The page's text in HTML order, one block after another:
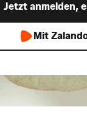
Jetzt anmelden,
Mit